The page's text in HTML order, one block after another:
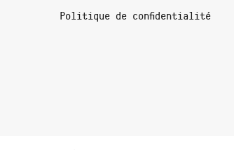
Politique de confidentialité